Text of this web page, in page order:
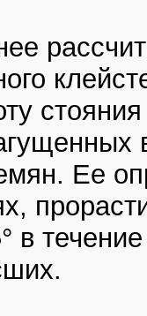
Ее
в